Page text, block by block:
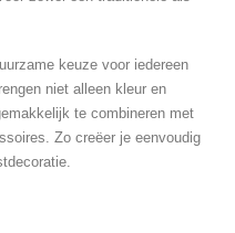
keuze voor iedereen
niet alleen kleur en
te combineren met
Zo creëer je eenvoudig